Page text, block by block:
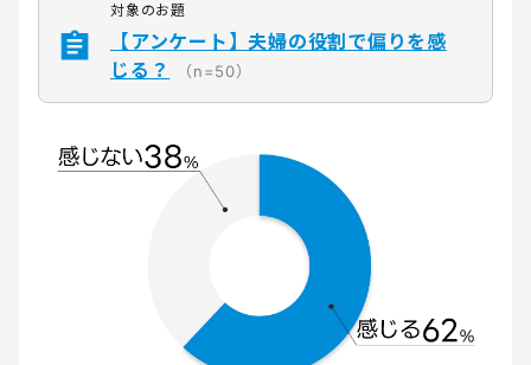
対象のお題
【アンケート】夫婦の役割で偏りを感
じる？
（n=50）